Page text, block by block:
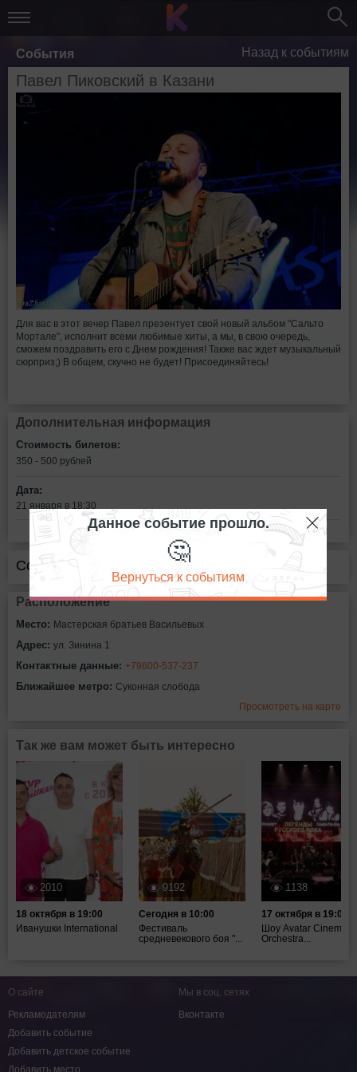
События Назад к событиям
Павел Пиковский в Казани
Для вас в этот вечер Павел презентует свой новый альбом "Сальто
Мортале", исполнит всеми любимые хиты, а мы, в свою очередь,
сможем поздравить его с Днем рождения! Также вас ждет музыкальный
сюрприз;) В общем, скучно не будет! Присоединяйтесь!
Дополнительная информация
Стоимость билетов:
350 - 500 рублей
Дата:
21 января в 18:30
Сообщить об ошибке
Расположение
Место: Мастерская братьев Васильевых
Адрес: ул. Зинина 1
Контактные данные: +79600-537-237
Ближайшее метро: Суконная слобода
Просмотреть на карте
Так же вам может быть интересно
2010
18 октября в 19:00
Иванушки International
9192
Сегодня в 10:00
Фестиваль
средневекового боя "...
1138
17 октября в 19:00
Шоу Avatar Cinematic
Orchestra...
Данное событие прошло.
🤔
Вернуться к событиям
О сайте
Рекламодателям
Добавить событие
Добавить детское событие
Добавить место
Мы в соц. сетях
Вконтакте